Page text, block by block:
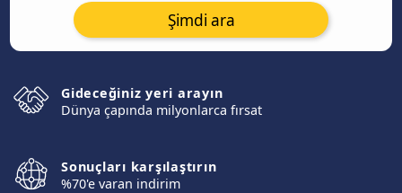
Şimdi ara
Gideceğiniz yeri arayın
Dünya çapında milyonlarca fırsat
Sonuçları karşılaştırın
%70'e varan indirim